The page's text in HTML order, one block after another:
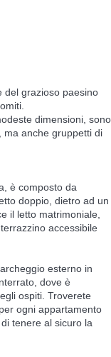
del grazioso paesino
dimensioni, sono
ma anche gruppetti di
è composto da
doppio, dietro ad un
il letto matrimoniale,
accessibile
esterno in
dove è
ospiti. Troverete
ogni appartamento
tenere al sicuro la